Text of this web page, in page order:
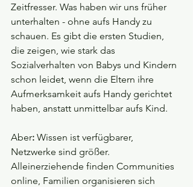
Zeitfresser. Was haben wir uns früher
unterhalten - ohne aufs Handy zu
schauen. Es gibt die ersten Studien,
die zeigen, wie stark das
Sozialverhalten von Babys und Kindern
schon leidet, wenn die Eltern ihre
Aufmerksamkeit aufs Handy gerichtet
haben, anstatt unmittelbar aufs Kind.
Aber: Wissen ist verfügbarer,
Netzwerke sind größer.
Alleinerziehende finden Communities
online, Familien organisieren sich